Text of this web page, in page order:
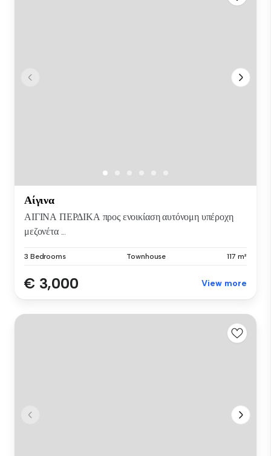
Αίγινα
ΑΙΓΙΝΑ ΠΕΡΔΙΚΑ προς ενοικίαση αυτόνομη υπέροχη
μεζονέτα ...
3 Bedrooms Townhouse 117 m²
€ 3,000 View more